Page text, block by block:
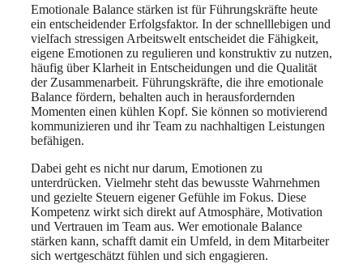
Emotionale Balance stärken ist für Führungskräfte heute
ein entscheidender Erfolgsfaktor. In der schnelllebigen und
vielfach stressigen Arbeitswelt entscheidet die Fähigkeit,
eigene Emotionen zu regulieren und konstruktiv zu nutzen,
häufig über Klarheit in Entscheidungen und die Qualität
der Zusammenarbeit. Führungskräfte, die ihre emotionale
Balance fördern, behalten auch in herausfordernden
Momenten einen kühlen Kopf. Sie können so motivierend
kommunizieren und ihr Team zu nachhaltigen Leistungen
befähigen.
Dabei geht es nicht nur darum, Emotionen zu
unterdrücken. Vielmehr steht das bewusste Wahrnehmen
und gezielte Steuern eigener Gefühle im Fokus. Diese
Kompetenz wirkt sich direkt auf Atmosphäre, Motivation
und Vertrauen im Team aus. Wer emotionale Balance
stärken kann, schafft damit ein Umfeld, in dem Mitarbeiter
sich wertgeschätzt fühlen und sich engagieren.